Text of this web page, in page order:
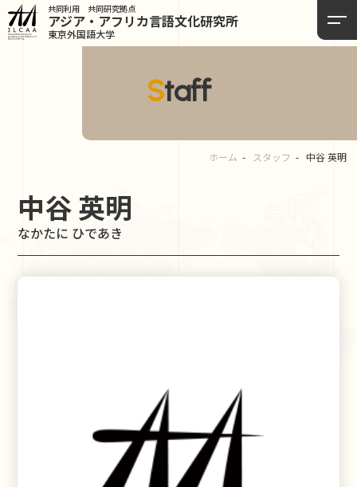
共同利用 共同研究拠点
アジア・アフリカ言語文化研究所
東京外国語大学
Staff
ホーム スタッフ 中谷 英明
中谷 英明
なかたに ひであき